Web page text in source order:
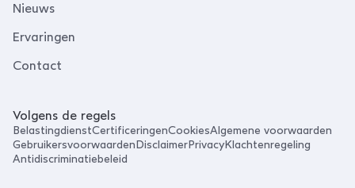
Nieuws
Ervaringen
Contact
Volgens de regels
BelastingdienstCertificeringenCookiesAlgemene voorwaarden
GebruikersvoorwaardenDisclaimerPrivacyKlachtenregeling
Antidiscriminatiebeleid